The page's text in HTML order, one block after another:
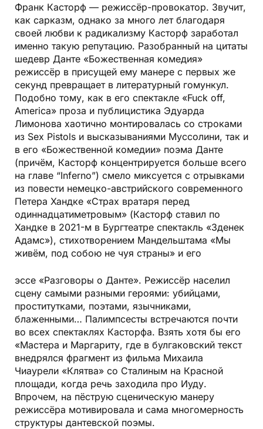
Франк Касторф — режиссёр-провокатор. Звучит,
как сарказм, однако за много лет благодаря
своей любви к радикализму Касторф заработал
именно такую репутацию. Разобранный на цитаты
шедевр Данте «Божественная комедия»
режиссёр в присущей ему манере с первых же
секунд превращает в литературный гомункул.
Подобно тому, как в его спектакле «Fuck off,
America» проза и публицистика Эдуарда
Лимонова хаотично монтировалась со строками
из Sex Pistols и высказываниями Муссолини, так и
в его «Божественной комедии» поэма Данте
(причём, Касторф концентрируется больше всего
на главе “Inferno”) смело миксуется с отрывками
из повести немецко-австрийского современного
Петера Хандке «Страх вратаря перед
одиннадцатиметровым» (Касторф ставил по
Хандке в 2021-м в Бургтеатре спектакль «Зденек
Адамс»), стихотворением Мандельштама «Мы
живём, под собою не чуя страны» и его
эссе «Разговоры о Данте». Режиссёр населил
сцену самыми разными героями: убийцами,
проститутками, поэтами, язычниками,
блаженными… Палимпсесты встречаются почти
во всех спектаклях Касторфа. Взять хотя бы его
«Мастера и Маргариту, где в булгаковский текст
внедрялся фрагмент из фильма Михаила
Чиаурели «Клятва» со Сталиным на Красной
площади, когда речь заходила про Иуду.
Впрочем, на пёструю сценическую манеру
режиссёра мотивировала и сама многомерность
структуры дантевской поэмы.